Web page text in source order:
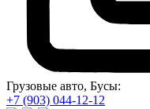
Грузовые авто, Бусы:
+7 (903) 044-12-12